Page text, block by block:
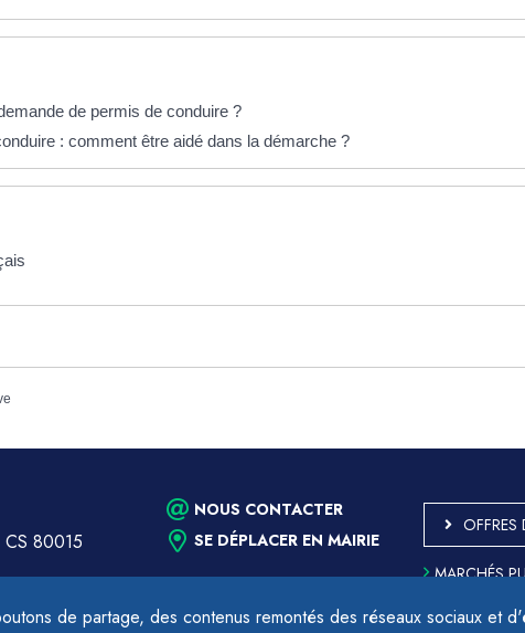
de partage, des contenus remontés des réseaux sociaux et
de permis de conduire ?
: comment être aidé dans la démarche ?
80015
NOUS CONTACTER
SE DÉPLACER EN MAIRIE
OFFRES
MARCHÉS
CONFORME